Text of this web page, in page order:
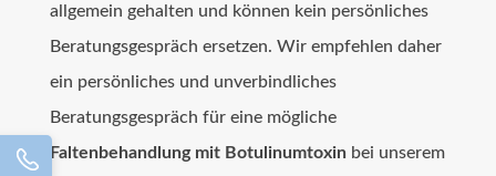
allgemein gehalten und können kein persönliches
Beratungsgespräch ersetzen. Wir empfehlen daher
ein persönliches und unverbindliches
Beratungsgespräch für eine mögliche
Faltenbehandlung mit Botulinumtoxin bei unserem